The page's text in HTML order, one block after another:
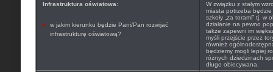
Infrastruktura oświatowa:
w jakim kierunku będzie Pani/Pan rozwijać
infrastrukturę oświatową?
W związku z stałym
miasta potrzeba będzie
szkoły „za torami” tj. w
działanie na pewno
także zapewni im
myśli przejście przez
również
będziemy mogli lepiej
różnych dziedzinach
długo obiecywana.